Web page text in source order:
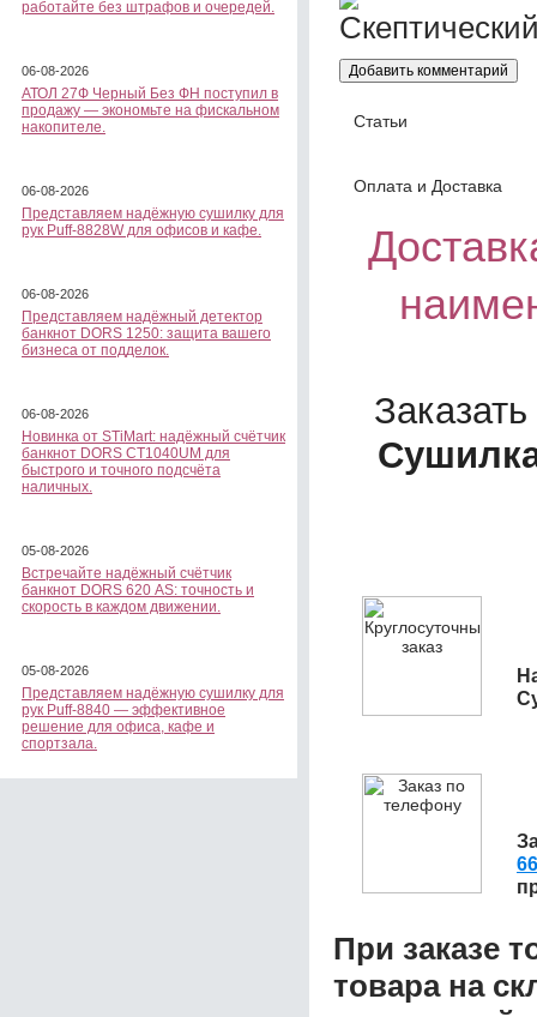
работайте без штрафов и очередей.
06-08-2026
АТОЛ 27Ф Черный Без ФН поступил в
продажу — экономьте на фискальном
накопителе.
06-08-2026
Представляем надёжную сушилку для
рук Puff-8828W для офисов и кафе.
06-08-2026
Представляем надёжный детектор
банкнот DORS 1250: защита вашего
бизнеса от подделок.
06-08-2026
Новинка от STiMart: надёжный счётчик
банкнот DORS CT1040UM для
быстрого и точного подсчёта
наличных.
05-08-2026
Встречайте надёжный счётчик
банкнот DORS 620 АS: точность и
скорость в каждом движении.
05-08-2026
Представляем надёжную сушилку для
рук Puff-8840 — эффективное
решение для офиса, кафе и
спортзала.
Статьи
Оплата и Доставка
66
При заказе
товара на